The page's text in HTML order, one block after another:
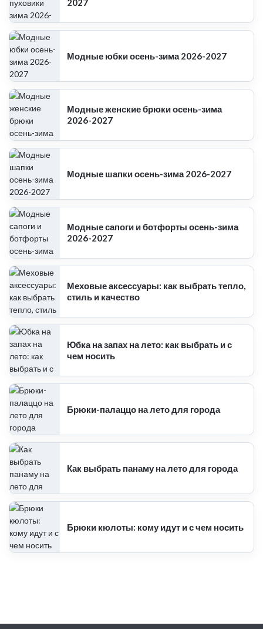
2027
Модные юбки осень-зима 2026-2027
Модные женские брюки осень-зима
2026-2027
Модные шапки осень-зима 2026-2027
Модные сапоги и ботфорты осень-зима
2026-2027
Меховые аксессуары: как выбрать тепло,
стиль и качество
Юбка на запах на лето: как выбрать и с
чем носить
Брюки-палаццо на лето для города
Как выбрать панаму на лето для города
Брюки кюлоты: кому идут и с чем носить